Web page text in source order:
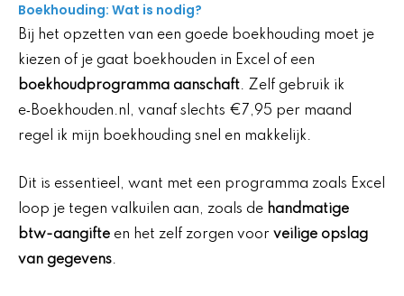
Boekhouding: Wat is nodig?
Bij het opzetten van een goede boekhouding moet je
kiezen of je gaat boekhouden in Excel of een
boekhoudprogramma aanschaft. Zelf gebruik ik
e‑Boekhouden.nl, vanaf slechts €7,95 per maand
regel ik mijn boekhouding snel en makkelijk.
Dit is essentieel, want met een programma zoals Excel
loop je tegen valkuilen aan, zoals de handmatige
btw-aangifte en het zelf zorgen voor veilige opslag
van gegevens.